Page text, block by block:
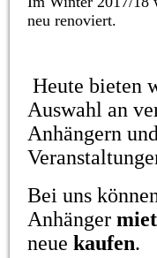
neu renoviert.
Heute bieten
Auswahl an
Anhängern
Bei uns
Anhänger
neuekaufen.